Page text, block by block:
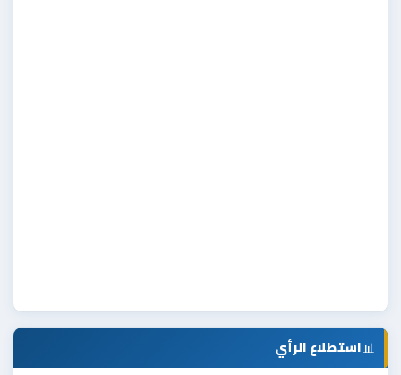
📊استطلاع الرأي